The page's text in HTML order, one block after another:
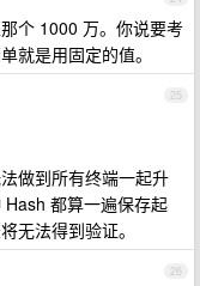
个 1000 万。你说要考
就是用固定的值。
25
做到所有终端一起升
都算一遍保存起
无法得到验证。
26